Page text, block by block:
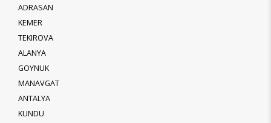
ADRASAN
KEMER
TEKIROVA
ALANYA
GOYNUK
MANAVGAT
ANTALYA
KUNDU